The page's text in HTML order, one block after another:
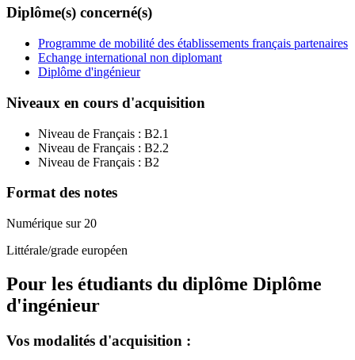
Diplôme(s) concerné(s)
Programme de mobilité des établissements français partenaires
Echange international non diplomant
Diplôme d'ingénieur
Niveaux en cours d'acquisition
Niveau de Français : B2.1
Niveau de Français : B2.2
Niveau de Français : B2
Format des notes
Numérique sur 20
Littérale/grade européen
Pour les étudiants du diplôme Diplôme
d'ingénieur
Vos modalités d'acquisition :